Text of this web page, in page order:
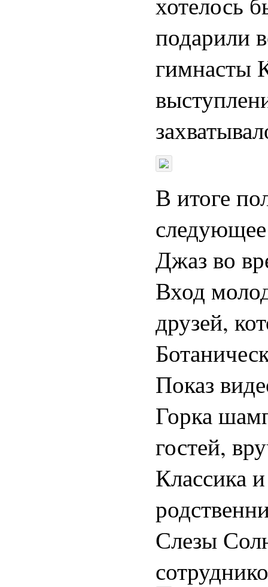
подарили
гимнасты
В итоге
Джаз во
Вход
друзей,
Показ
Горка
гостей,
Классика
Слезы